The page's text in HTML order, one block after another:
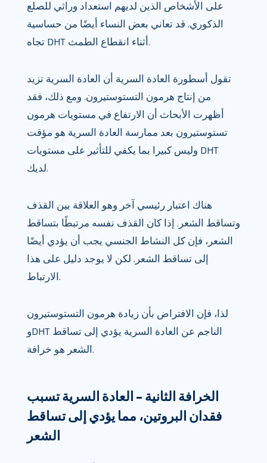
على الأشخاص الذين لديهم استعداد وراثي للصلع
الذكوري. قد تعاني بعض النساء أيضًا من حساسية
تجاه DHT أثناء انقطاع الطمث.
تقول أسطورة العادة السرية أن العادة السرية تزيد
من إنتاج هرمون التستوستيرون. ومع ذلك، فقد
أظهرت الأبحاث أن الارتفاع في مستويات هرمون
تستوستيرون بعد ممارسة العادة السرية هو مؤقت
وليس كبيرا بما يكفي للتأثير على مستويات DHT
لديك.
هناك اعتبار رئيسي آخر وهو العلاقة بين القذف
وتساقط الشعر. إذا كان القذف نفسه مرتبطًا بتساقط
الشعر، فإن كل النشاط الجنسي يجب أن يؤدي أيضًا
إلى تساقط الشعر. لكن لا يوجد دليل على هذا
الارتباط.
لذا، فإن الافتراض بأن زيادة هرمون التستوستيرون
وDHT الناجم عن العادة السرية يؤدي إلى تساقط
الشعر هو خرافة.
الخرافة الثانية – العادة السرية تسبب
فقدان البروتين، مما يؤدي إلى تساقط
الشعر